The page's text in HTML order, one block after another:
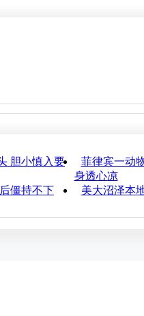
胆小慎入要
菲律宾一动
身透心凉
僵持不下
美大沼泽本